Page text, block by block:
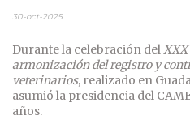
30-oct-2025
Durante la celebración del
armonización del registro y
veterinarios, realizado en
asumió la presidencia del
años.